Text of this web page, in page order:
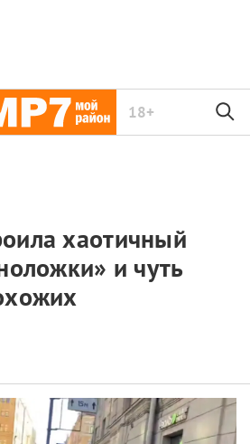
18+
хаотичный
и чуть